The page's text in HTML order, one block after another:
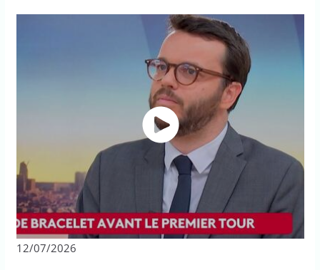
12/07/2026